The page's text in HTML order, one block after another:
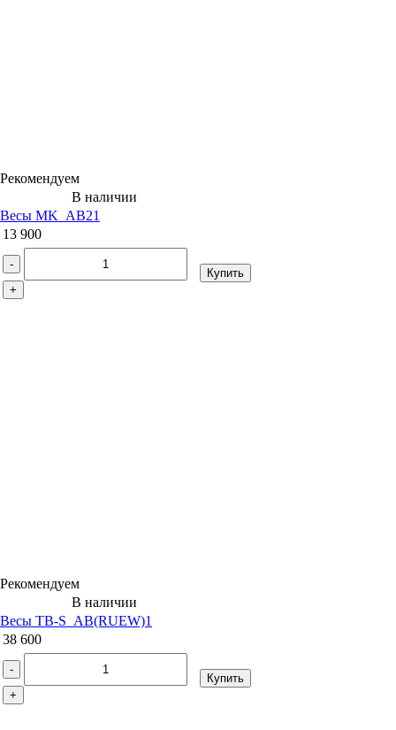
Рекомендуем
В наличии
Весы MK_АВ21
13 900
-
+
Купить
Рекомендуем
В наличии
Весы ТВ-S_АB(RUEW)1
38 600
-
+
Купить